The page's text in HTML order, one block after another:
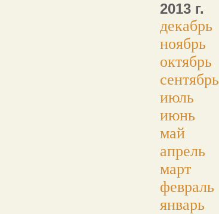
2013 г.
декабрь
ноябрь
октябрь
сентябрь
июль
июнь
май
апрель
март
февраль
январь